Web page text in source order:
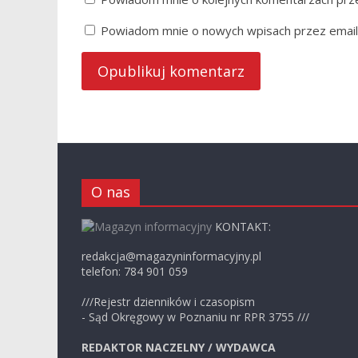
Powiadom mnie o nowych wpisach przez
O nas
KONTAKT:
redakcja@magazyninformacyjny.pl
telefon: 784 901 059
///Rejestr dzienników i czasopism
- Sąd Okręgowy w Poznaniu nr RPR 3755 ///
REDAKTOR NACZELNY / WYDAWCA